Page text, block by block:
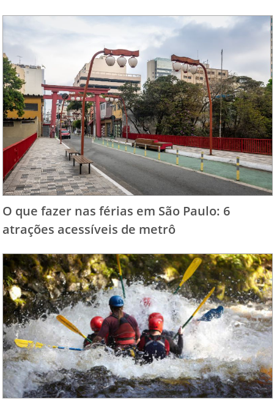
O que fazer nas férias em São Paulo: 6
atrações acessíveis de metrô